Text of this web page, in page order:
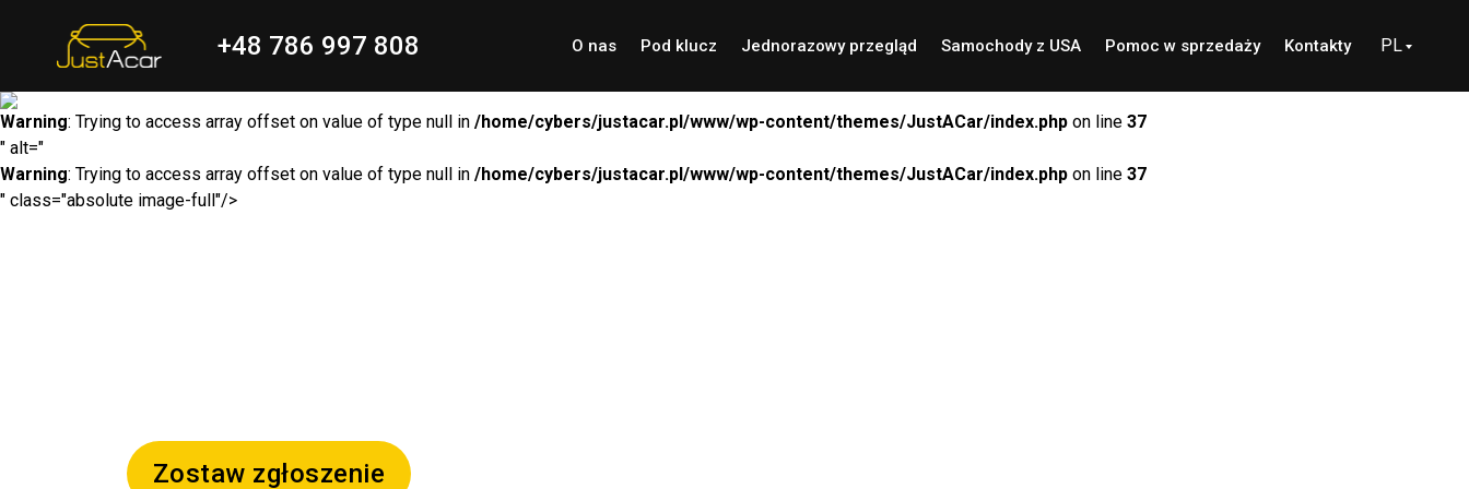
O nas Pod klucz Jednorazowy przegląd Samochody z USA Pomoc w sprzedaży Kontakty
+48 786 997 808 PL
Warning: Trying to access array offset on value of type null in /home/cybers/justacar.pl/www/wp-content/themes/JustACar/index.php on line 37
" alt="
Warning: Trying to access array offset on value of type null in /home/cybers/justacar.pl/www/wp-content/themes/JustACar/index.php on line 37
" class="absolute image-full"/>
Zostaw zgłoszenie